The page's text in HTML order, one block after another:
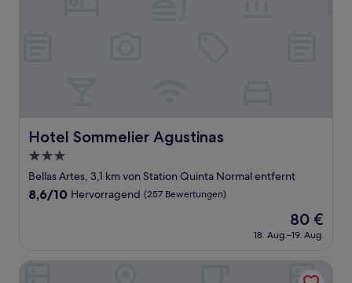
Hotel Sommelier Agustinas
Hotel Sommelier Agustinas
3.0-
Sterne-
Unterkunft
Bellas Artes, 3,1 km von Station Quinta Normal entfernt
8.6
Bewertungen)
8,6/10 Hervorragend (257 Bewertungen)
Der
Preis
beträgt
80 €
18. Aug.–19. Aug.